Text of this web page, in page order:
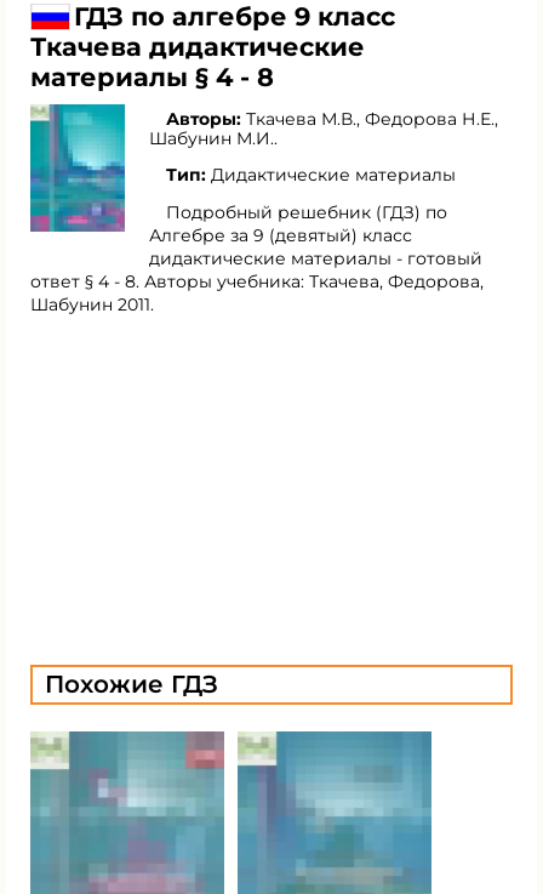
ГДЗ по алгебре 9 класс
Ткачева дидактические
материалы § 4 - 8
Авторы: Ткачева М.В., Федорова Н.Е.,
Шабунин М.И..
Тип: Дидактические материалы
Подробный решебник (ГДЗ) по
Алгебре за 9 (девятый) класс
дидактические материалы - готовый
ответ § 4 - 8. Авторы учебника: Ткачева, Федорова,
Шабунин 2011.
Похожие ГДЗ